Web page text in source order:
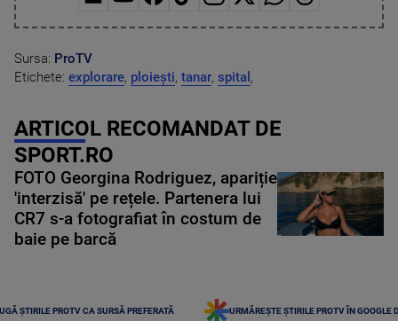
Sursa: ProTV
Etichete: explorare, ploiești, tanar, spital ,
ARTICOL RECOMANDAT DE
SPORT.RO
FOTO Georgina Rodriguez, apariție
'interzisă' pe rețele. Partenera lui
CR7 s-a fotografiat în costum de
baie pe barcă
ȘTIRILE PROTV CA SURSĂ PREFERATĂ URMĂREȘTE ȘTIRILE PROTV ÎN GOOGLE